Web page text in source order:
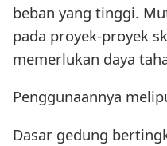
beban yang tinggi.
pada proyek-proyek
memerlukan daya
Penggunaannya
Dasar gedung